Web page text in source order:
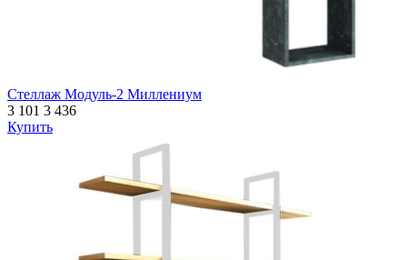
Стеллаж Модуль-2 Миллениум
3 101 3 436
Купить